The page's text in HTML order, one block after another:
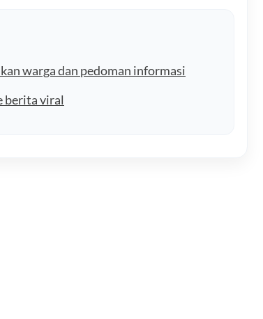
warga dan pedoman informasi
berita viral